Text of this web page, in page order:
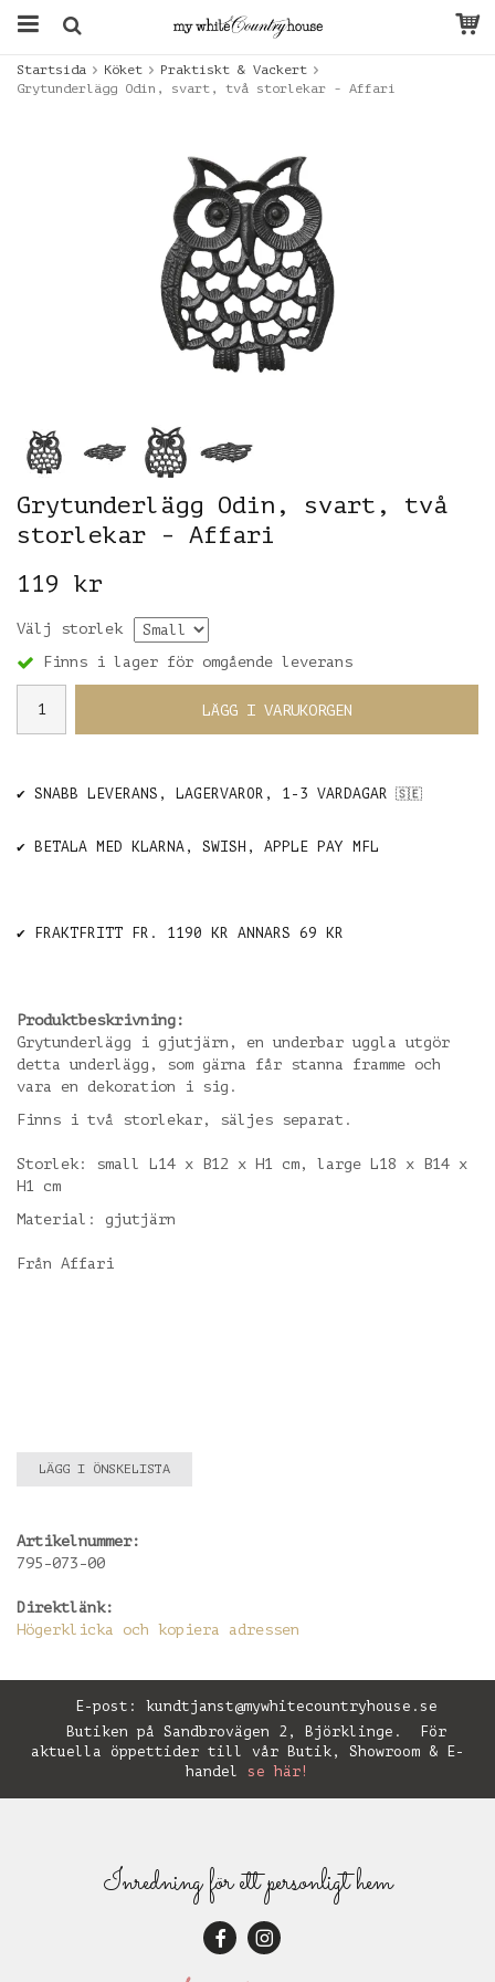
Startsida Köket
Praktiskt & Vackert
Grytunderlägg Odin, svart, två storlekar - Affari
Grytunderlägg Odin, svart, två
storlekar - Affari
119 kr
Välj storlek
Finns i lager för omgående leverans
LÄGG I VARUKORGEN
✔️ SNABB LEVERANS, LAGERVAROR, 1-3 VARDAGAR 🇸🇪
✔️ BETALA MED KLARNA, SWISH, APPLE PAY MFL
✔️ FRAKTFRITT FR. 1190 KR ANNARS 69 KR
Produktbeskrivning:
Grytunderlägg i gjutjärn, en underbar uggla utgör
detta underlägg, som gärna får stanna framme och
vara en dekoration i sig.
Finns i två storlekar, säljes separat.
Storlek: small L14 x B12 x H1 cm, large L18 x B14 x
H1 cm
Material: gjutjärn
Från Affari
LÄGG I ÖNSKELISTA
Artikelnummer:
795-073-00
Direktlänk:
Högerklicka och kopiera adressen
E-post: kundtjanst@mywhitecountryhouse.se
Butiken på Sandbrovägen 2, Björklinge. För
aktuella öppettider till vår Butik, Showroom & E-
handel se här!
Inredning för ett personligt hem